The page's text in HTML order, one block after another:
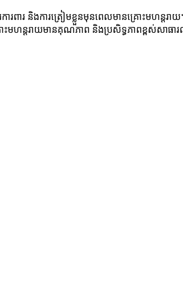
ារ និងការត្រៀមខ្លួនមុនពេលមានគ្រោះមហន្តរាយ
រោះមហន្តរាយមានគុណភាព និងប្រសិទ្ធភាពខ្ពស់សា